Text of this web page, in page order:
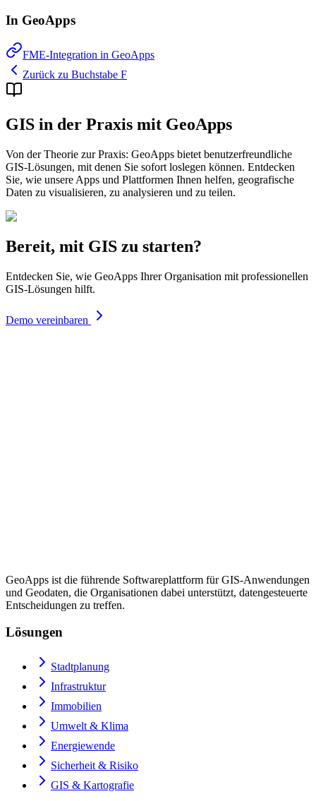
In GeoApps
FME-Integration in GeoApps
Zurück zu Buchstabe F
GIS in der Praxis mit GeoApps
Von der Theorie zur Praxis: GeoApps bietet benutzerfreundliche
GIS-Lösungen, mit denen Sie sofort loslegen können. Entdecken
Sie, wie unsere Apps und Plattformen Ihnen helfen, geografische
Daten zu visualisieren, zu analysieren und zu teilen.
Bereit, mit GIS zu starten?
Entdecken Sie, wie GeoApps Ihrer Organisation mit professionellen
GIS-Lösungen hilft.
Demo vereinbaren
GeoApps ist die führende Softwareplattform für GIS-Anwendungen
und Geodaten, die Organisationen dabei unterstützt, datengesteuerte
Entscheidungen zu treffen.
Lösungen
Stadtplanung
Infrastruktur
Immobilien
Umwelt & Klima
Energiewende
Sicherheit & Risiko
GIS & Kartografie